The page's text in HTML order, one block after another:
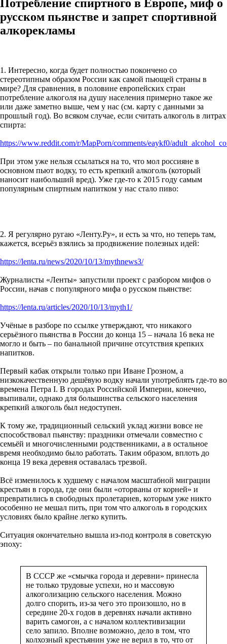
Потребление спиртного в Европе, миф о
русском пьянстве и запрет спортивной
алкорекламы
1. Интересно, когда будет полностью покончено со
стереотипным образом России как самой пьющей страны в
мире? Для сравнения, в половине европейских стран
потребление алкоголя на душу населения примерно такое же
или даже заметно выше, чем у нас (см. карту с данными за
прошлый год). Во всяком случае, если считать алкоголь в литрах
спирта:
https://www.reddit.com/r/MapPorn/comments/eaykf0/
При этом уже нельзя ссылаться на то, что мол россияне в
основном пьют водку, то есть крепкий алкоголь (который
наносит наибольший вред). Уже где-то к 2015 году самым
популярным спиртным напитком у нас стало пиво:
2. Я регулярно ругаю «Ленту.Ру», и есть за что, но теперь там,
кажется, всерьёз взялись за продвижение полезных идей:
https://lenta.ru/news/2020/10/13/mythnews3/
Журналисты «Ленты» запустили проект с разбором мифов о
России, начав с популярного мифа о русском пьянстве:
https://lenta.ru/articles/2020/10/13/myth1/
Учёные в разборе по ссылке утверждают, что никакого
серьёзного пьянства в России до конца 15 – начала 16 века не
могло и быть – по банальной причине отсутствия крепких
напитков.
Первый кабак открыли только при Иване Грозном, а
низкокачественную дешёвую водку начали употреблять где-то во
времена Петра I. В городах Российской Империи, конечно,
выпивали, однако для большинства сельского населения
крепкий алкоголь был недоступен.
К тому же, традиционный сельский уклад жизни вовсе не
способствовал пьянству: праздники отмечали совместно с
семьёй и многочисленными родственниками, а в остальное
время необходимо было работать. Таким образом, вплоть до
конца 19 века деревня оставалась трезвой.
Всё изменилось к худшему с началом масштабной миграции
крестьян в города, где они были «оторваны от корней» и
превратились в свободных пролетариев, которым уже никто
особенно не мешал пить, при том что алкоголь в городских
условиях было крайне легко купить.
Ситуация окончательно вышла из-под контроля в советскую
эпоху:
В СССР же «смычка города и деревни» принесла
не только трудовые успехи, но и массовую
алкоголизацию сельского населения. Можно
долго спорить, из-за чего это произошло, но в
середине 20-х годов в деревнях начали активно
варить самогон, а с началом коллективизации
село запило. Вполне возможно, дело в том, что
колхозный крестьянин уже не верил в то, что от